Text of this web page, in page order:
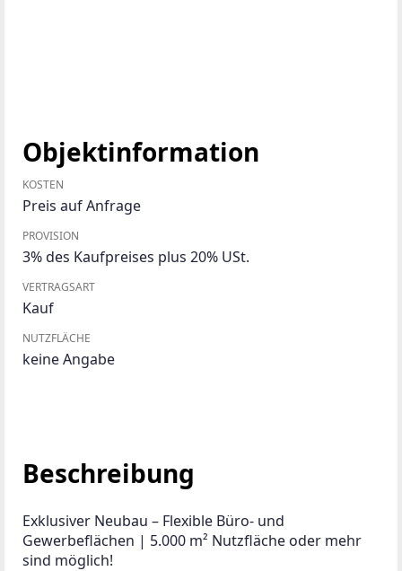
Objektinformation
KOSTEN
Preis auf Anfrage
PROVISION
3% des Kaufpreises plus 20% USt.
VERTRAGSART
Kauf
NUTZFLÄCHE
keine Angabe
Beschreibung
Exklusiver Neubau – Flexible Büro‑ und
Gewerbeflächen | 5.000 m² Nutzfläche oder mehr
sind möglich!